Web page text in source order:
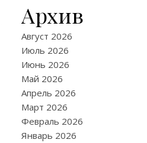
Архив
Август 2026
Июль 2026
Июнь 2026
Май 2026
Апрель 2026
Март 2026
Февраль 2026
Январь 2026